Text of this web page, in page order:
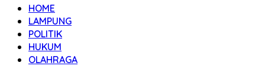
HOME
LAMPUNG
POLITIK
HUKUM
OLAHRAGA